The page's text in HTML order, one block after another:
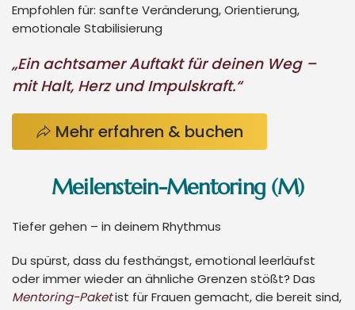
Empfohlen für: sanfte Veränderung, Orientierung,
emotionale Stabilisierung
„Ein achtsamer Auftakt für deinen Weg –
mit Halt, Herz und Impulskraft.“
Mehr erfahren & buchen
Meilenstein-Mentoring (M)
Tiefer gehen – in deinem Rhythmus
Du spürst, dass du festhängst, emotional leerläufst
oder immer wieder an ähnliche Grenzen stößt? Das
Mentoring-Paketist für Frauen gemacht, die bereit sind,